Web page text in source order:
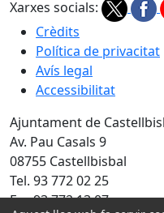
Xarxes socials:
Crèdits
Política de privacitat
Avís legal
Accessibilitat
Ajuntament de
Av. Pau Casals 9
08755 Castellbisbal
Tel. 93 772 02 25
Fax 93 772 13 07